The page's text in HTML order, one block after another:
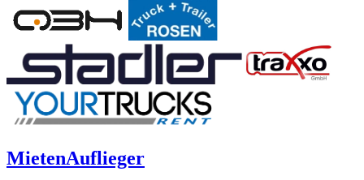
MietenAuflieger